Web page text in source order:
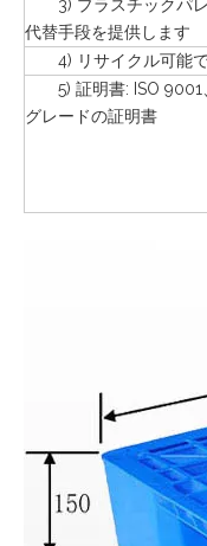
3) プラスチックパレ
代替手段を提供します
4) リサイクル可能で
5) 証明書: ISO 9001
グレードの証明書